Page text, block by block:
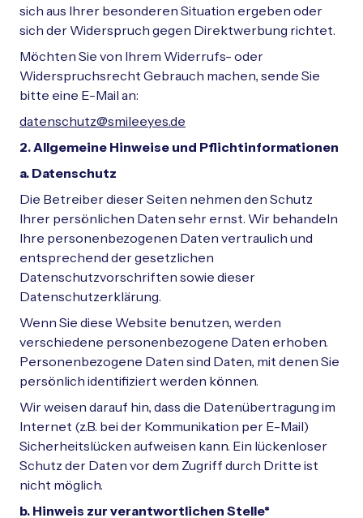
sich aus Ihrer besonderen Situation ergeben oder
sich der Widerspruch gegen Direktwerbung richtet.
Möchten Sie von Ihrem Widerrufs- oder
Widerspruchsrecht Gebrauch machen, sende Sie
bitte eine E-Mail an:
datenschutz@smileeyes.de
2. Allgemeine Hinweise und Pflichtinformationen
a. Datenschutz
Die Betreiber dieser Seiten nehmen den Schutz
Ihrer persönlichen Daten sehr ernst. Wir behandeln
Ihre personenbezogenen Daten vertraulich und
entsprechend der gesetzlichen
Datenschutzvorschriften sowie dieser
Datenschutzerklärung.
Wenn Sie diese Website benutzen, werden
verschiedene personenbezogene Daten erhoben.
Personenbezogene Daten sind Daten, mit denen Sie
persönlich identifiziert werden können.
Wir weisen darauf hin, dass die Datenübertragung im
Internet (z.B. bei der Kommunikation per E-Mail)
Sicherheitslücken aufweisen kann. Ein lückenloser
Schutz der Daten vor dem Zugriff durch Dritte ist
nicht möglich.
b. Hinweis zur verantwortlichen Stelle*